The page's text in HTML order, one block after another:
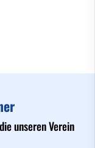
unseren Verein